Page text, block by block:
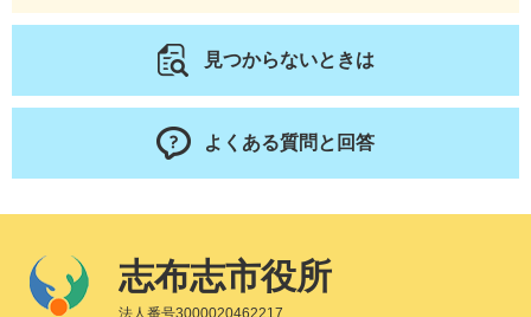
見つからないときは
よくある質問と回答
志布志市役所
法人番号3000020462217